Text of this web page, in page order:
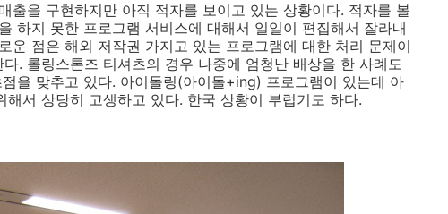
출을 구현하지만 아직 적자를 보이고 있는 상황이다. 적자를 볼
하지 못한 프로그램 서비스에 대해서 일일이 편집해서 잘라내
운 점은 해외 저작권 가지고 있는 프로그램에 대한 처리 문제이
. 롤링스톤즈 티셔츠의 경우 나중에 엄청난 배상을 한 사례도
을 맞추고 있다. 아이돌링(아이돌+ing) 프로그램이 있는데 아
서 상당히 고생하고 있다. 한국 상황이 부럽기도 하다.